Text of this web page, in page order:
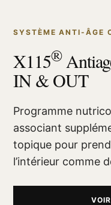
SYSTÈME ANTI-ÂGE
X115®
IN & OUT
Programme
associant
topique pour
l’intérieur comme